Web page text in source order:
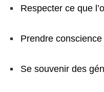
Respecter ce que
Prendre
Se souvenir des